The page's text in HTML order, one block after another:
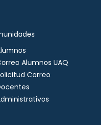
Alumnos UAQ
Correo